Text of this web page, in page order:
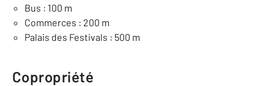
Bus : 100 m
Commerces : 200 m
Palais des Festivals : 500 m
Copropriété